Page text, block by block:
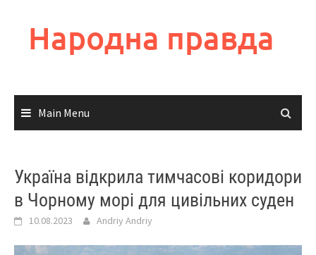
contentНародна правда
Main Menu
Україна відкрила тимчасові коридори
в Чорному морі для цивільних суден
10.08.2023 Andriy Andriy